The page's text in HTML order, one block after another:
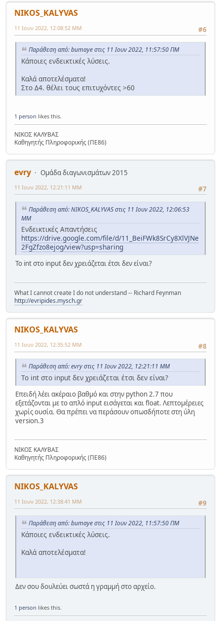
NIKOS_KALYVAS
#6
11 Ιουν 2022, 12:08:52 ΜΜ
Παράθεση από: bumaye στις 11 Ιουν 2022, 11:57:50 ΠΜ
Κάποιες ενδεικτικές λύσεις.
Καλά αποτελέσματα!
Στο Δ4. θέλει τους επιτυχόντες >60
1 person likes this.
ΝΙΚΟΣ ΚΑΛΥΒΑΣ
Καθηγητής Πληροφορικής (ΠΕ86)
evry
Ομάδα διαγωνισμάτων 2015
#7
11 Ιουν 2022, 12:21:11 ΜΜ
Παράθεση από: NIKOS_KALYVAS στις 11 Ιουν 2022, 12:06:53
ΜΜ
Ενδεικτικές Απαντήσεις
https://drive.google.com/file/d/11_BeiFWk8SrCy8XlVJNe
2FgZfzo8ejog/view?usp=sharing
Το int στο input δεν χρειάζεται έτσι δεν είναι?
What I cannot create I do not understand -- Richard Feynman
http://evripides.mysch.gr
NIKOS_KALYVAS
#8
11 Ιουν 2022, 12:35:52 ΜΜ
Παράθεση από: evry στις 11 Ιουν 2022, 12:21:11 ΜΜ
Το int στο input δεν χρειάζεται έτσι δεν είναι?
Επειδή λέει ακέραιο βαθμό και στην python 2.7 που
εξετάζονται με το απλό input εισάγεται και float. Λεπτομέρειες
χωρίς ουσία. Θα πρέπει να περάσουν οπωσδήποτε στη ύλη
version.3
ΝΙΚΟΣ ΚΑΛΥΒΑΣ
Καθηγητής Πληροφορικής (ΠΕ86)
NIKOS_KALYVAS
#9
11 Ιουν 2022, 12:38:41 ΜΜ
Παράθεση από: bumaye στις 11 Ιουν 2022, 11:57:50 ΠΜ
Κάποιες ενδεικτικές λύσεις.
Καλά αποτελέσματα!
Δεν σου δουλεύει σωστά η γραμμή στο αρχείο.
1 person likes this.